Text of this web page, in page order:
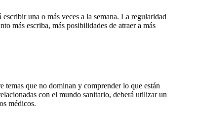
una o más veces a la semana. La regularidad
más escriba, más posibilidades de atraer a más
temas que no dominan y comprender lo que están
con el mundo sanitario, deberá utilizar un
médicos.